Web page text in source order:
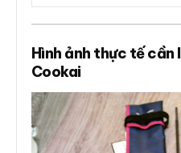
Hình ảnh thực tế cần
Cookai